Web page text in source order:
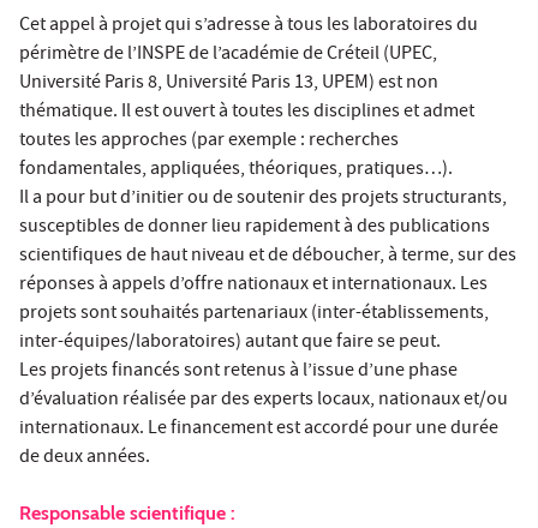
Cet appel à projet qui s’adresse à tous les laboratoires du
périmètre de l’INSPE de l’académie de Créteil (UPEC,
Université Paris 8, Université Paris 13, UPEM) est non
thématique. Il est ouvert à toutes les disciplines et admet
toutes les approches (par exemple : recherches
fondamentales, appliquées, théoriques, pratiques…).
Il a pour but d’initier ou de soutenir des projets structurants,
susceptibles de donner lieu rapidement à des publications
scientifiques de haut niveau et de déboucher, à terme, sur des
réponses à appels d’offre nationaux et internationaux. Les
projets sont souhaités partenariaux (inter-établissements,
inter-équipes/laboratoires) autant que faire se peut.
Les projets financés sont retenus à l’issue d’une phase
d’évaluation réalisée par des experts locaux, nationaux et/ou
internationaux. Le financement est accordé pour une durée
de deux années.
Responsable scientifique :